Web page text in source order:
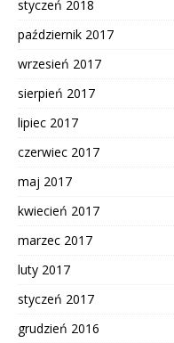
styczeń 2018
październik 2017
wrzesień 2017
sierpień 2017
lipiec 2017
czerwiec 2017
maj 2017
kwiecień 2017
marzec 2017
luty 2017
styczeń 2017
grudzień 2016